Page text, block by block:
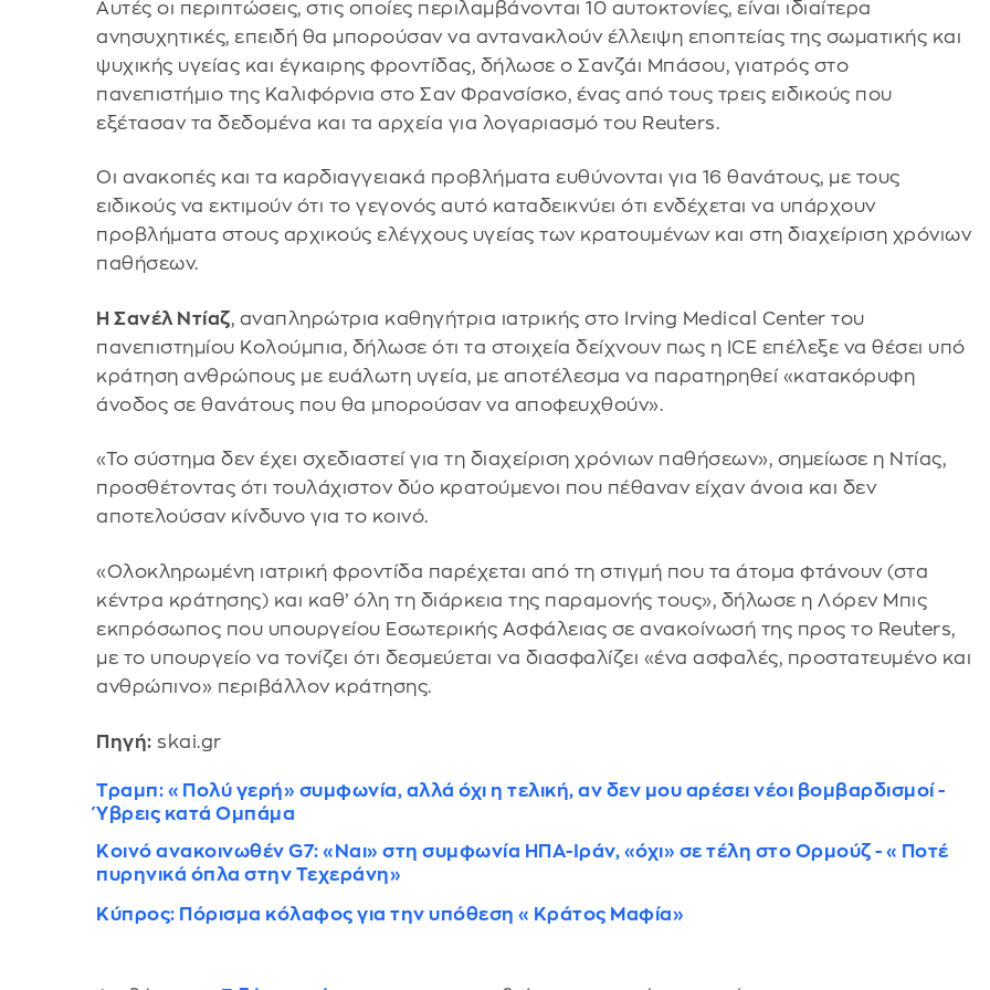
Αυτές οι περιπτώσεις, στις οποίες περιλαμβάνονται 10 αυτοκτονίες, είναι ιδιαίτερα
ανησυχητικές, επειδή θα μπορούσαν να αντανακλούν έλλειψη εποπτείας της σωματικής και
ψυχικής υγείας και έγκαιρης φροντίδας, δήλωσε ο Σανζάι Μπάσου, γιατρός στο
πανεπιστήμιο της Καλιφόρνια στο Σαν Φρανσίσκο, ένας από τους τρεις ειδικούς που
εξέτασαν τα δεδομένα και τα αρχεία για λογαριασμό του Reuters.
Οι ανακοπές και τα καρδιαγγειακά προβλήματα ευθύνονται για 16 θανάτους, με τους
ειδικούς να εκτιμούν ότι το γεγονός αυτό καταδεικνύει ότι ενδέχεται να υπάρχουν
προβλήματα στους αρχικούς ελέγχους υγείας των κρατουμένων και στη διαχείριση χρόνιων
παθήσεων.
Η Σανέλ Ντίαζ, αναπληρώτρια καθηγήτρια ιατρικής στο Irving Medical Center του
πανεπιστημίου Κολούμπια, δήλωσε ότι τα στοιχεία δείχνουν πως η ICE επέλεξε να θέσει υπό
κράτηση ανθρώπους με ευάλωτη υγεία, με αποτέλεσμα να παρατηρηθεί «κατακόρυφη
άνοδος σε θανάτους που θα μπορούσαν να αποφευχθούν».
«Το σύστημα δεν έχει σχεδιαστεί για τη διαχείριση χρόνιων παθήσεων», σημείωσε η Ντίας,
προσθέτοντας ότι τουλάχιστον δύο κρατούμενοι που πέθαναν είχαν άνοια και δεν
αποτελούσαν κίνδυνο για το κοινό.
«Ολοκληρωμένη ιατρική φροντίδα παρέχεται από τη στιγμή που τα άτομα φτάνουν (στα
κέντρα κράτησης) και καθ’ όλη τη διάρκεια της παραμονής τους», δήλωσε η Λόρεν Μπις
εκπρόσωπος που υπουργείου Εσωτερικής Ασφάλειας σε ανακοίνωσή της προς το Reuters,
με το υπουργείο να τονίζει ότι δεσμεύεται να διασφαλίζει «ένα ασφαλές, προστατευμένο και
ανθρώπινο» περιβάλλον κράτησης.
Πηγή: skai.gr
Τραμπ: «Πολύ γερή» συμφωνία, αλλά όχι η τελική, αν δεν μου αρέσει νέοι βομβαρδισμοί -
Ύβρεις κατά Ομπάμα
Κοινό ανακοινωθέν G7: «Ναι» στη συμφωνία ΗΠΑ-Ιράν, «όχι» σε τέλη στο Ορμούζ - «Ποτέ
πυρηνικά όπλα στην Τεχεράνη»
Κύπρος: Πόρισμα κόλαφος για την υπόθεση «Κράτος Μαφία»